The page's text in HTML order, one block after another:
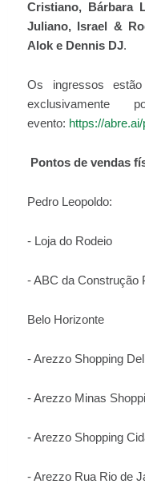
Cristiano, Bárbara
Juliano, Israel &
Alok e Dennis DJ.
Os ingressos
evento: https://
Pontos de vendas
Pedro Leopoldo:
- Loja do Rodeio
- ABC da Construção
Belo Horizonte
- Arezzo Shopping
- Arezzo Minas
- Arezzo Shopping
- Arezzo Rua Rio de